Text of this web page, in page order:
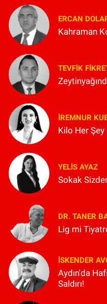
ERCAN
Kahraman
TEVFIK
İREMNUR
Kilo Her
YELIS AYAZ
Sokak
DR. TANER
Lig mi
İSKENDER
Aydın'da
Saldırı!